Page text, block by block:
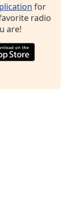
for
radio
are!